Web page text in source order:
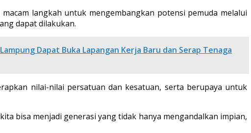
langkah untuk mengembangkan potensi pemuda melalui
dapat dilakukan.
Dapat Buka Lapangan Kerja Baru dan Serap Tenaga
nilai-nilai persatuan dan kesatuan, serta berupaya untuk
bisa menjadi generasi yang tidak hanya mengandalkan impian,